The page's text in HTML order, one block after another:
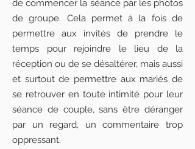
de commencer la séance par les photos
de groupe. Cela permet à la fois de
permettre aux invités de prendre le
temps pour rejoindre le lieu de la
réception ou de se désaltérer, mais aussi
et surtout de permettre aux mariés de
se retrouver en toute intimité pour leur
séance de couple, sans être déranger
par un regard, un commentaire trop
oppressant.